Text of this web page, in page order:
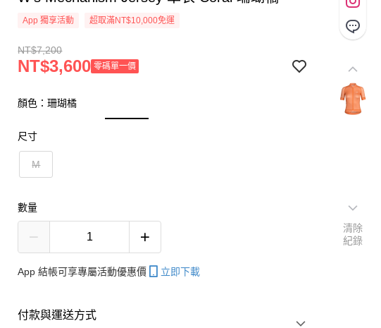
App 獨享活動 超取滿NT$10,000免運
NT$7,200
NT$3,600 零碼單一價
顏色：珊瑚橘
尺寸
M
數量
App 結帳可享專屬活動優惠價 立即下載
付款與運送方式
清除
紀錄